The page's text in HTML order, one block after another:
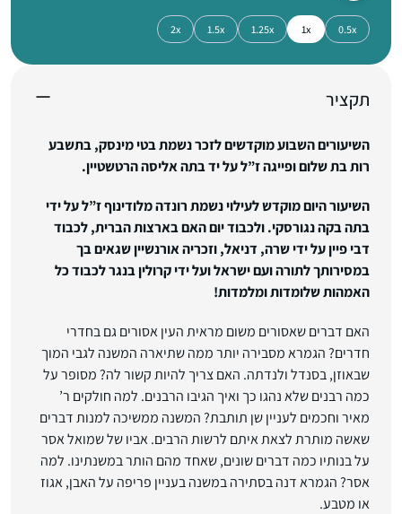
0.5x
1x
1.25x
1.5x
2x
תקציר
השיעורים השבוע מוקדשים לזכר נשמת בטי מינסק, בתשבע
רות בת שלום ופייגה ז”ל על יד בתה אליסה הרטשטיין.
השיעור היום מוקדש לעילוי נשמת רונדה מלודינוף ז”ל על ידי
בתה בקה נגורסקי. ולכבוד יום האם בארצות הברית, לכבוד
דבי פיין על ידי שרה, דניאל, וזכריה אורנשיין שגאים בך
במסירותך לתורה ועם ישראל ועל ידי קרולין בנגר לכבוד כל
האמהות שלומדות ומלמדות!
האם דברים שאסורים משום מראית העין אסורים גם בחדרי
חדרים? הגמרא מסבירה יותר ממה שתיארה המשנה לגבי המוך
שבאוזן, בסנדל ולנדתה. האם צריך להיות קשור לה? מסופר על
כמה רבנים שלא נהגו כך ואיך הגיבו הרבנים. למה חולקים ר’
מאיר וחכמים לעניין שן תותבת? המשנה ממשיכה למנות דברים
שאשה מותרת לצאת איתם לרשות הרבים. אביו של שמואל אסר
על בנותיו כמה דברים שונים, שאחד מהם הותר במשנתינו. למה
אסר? הגמרא דנה בסתירה במשנה בעניין פריפה על האבן, אגוז
או מטבע.